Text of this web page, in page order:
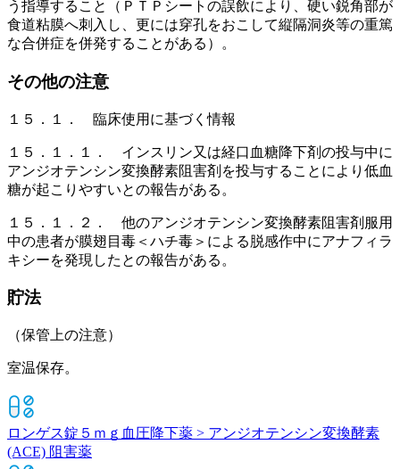
う指導すること（ＰＴＰシートの誤飲により、硬い鋭角部が
食道粘膜へ刺入し、更には穿孔をおこして縦隔洞炎等の重篤
な合併症を併発することがある）。
その他の注意
１５．１． 臨床使用に基づく情報
１５．１．１． インスリン又は経口血糖降下剤の投与中に
アンジオテンシン変換酵素阻害剤を投与することにより低血
糖が起こりやすいとの報告がある。
１５．１．２． 他のアンジオテンシン変換酵素阻害剤服用
中の患者が膜翅目毒＜ハチ毒＞による脱感作中にアナフィラ
キシーを発現したとの報告がある。
貯法
（保管上の注意）
室温保存。
ロンゲス錠５ｍｇ 血圧降下薬 > アンジオテンシン変換酵素
(ACE) 阻害薬